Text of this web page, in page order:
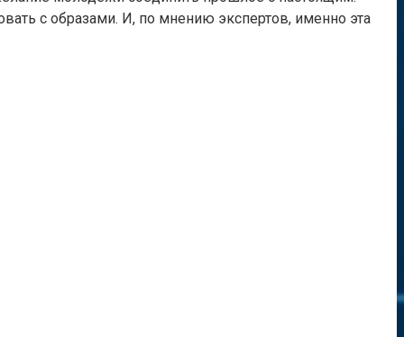
с образами. И, по мнению экспертов, именно эта